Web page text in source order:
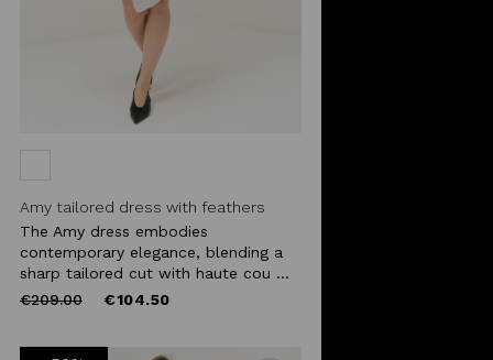
Amy tailored dress with feathers
The Amy dress embodies
contemporary elegance, blending a
sharp tailored cut with haute cou ...
Price
€209.00to €104.50